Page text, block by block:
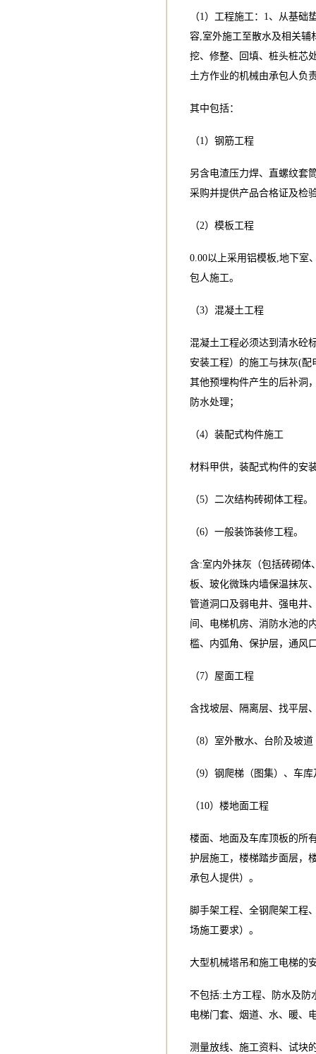
（1）工程施工：1、从基
容,室外施工至散水及相关辅
挖、修整、回填、桩头桩芯
土方作业的机械由承包人负
其中包括：
（1）钢筋工程
另含电渣压力焊、直螺纹套
采购并提供产品合格证及检
（2）模板工程
0.00以上采用铝模板,地下室
包人施工。
（3）混凝土工程
混凝土工程必须达到清水砼
安装工程）的施工与抹灰(
其他预埋构件产生的后补洞
防水处理；
（4）装配式构件施工
材料甲供，装配式构件的安
（5）二次结构砖砌体工程。
（6）一般装饰装修工程。
含:室内外抹灰（包括砖砌体
板、玻化微珠内墙保温抹灰
管道洞口及弱电井、强电井
间、电梯机房、消防水池的
槛、内弧角、保护层，通风
（7）屋面工程
含找坡层、隔离层、找平层
（8）室外散水、台阶及坡
（9）钢爬梯（图集）、车
（10）楼地面工程
楼面、地面及车库顶板的所
护层施工，楼梯踏步面层，
承包人提供）。
脚手架工程、全钢爬架工程
场施工要求）。
大型机械塔吊和施工电梯的
不包括:土方工程、防水及防
电梯门套、烟道、水、暖、
测量放线、施工资料、试块